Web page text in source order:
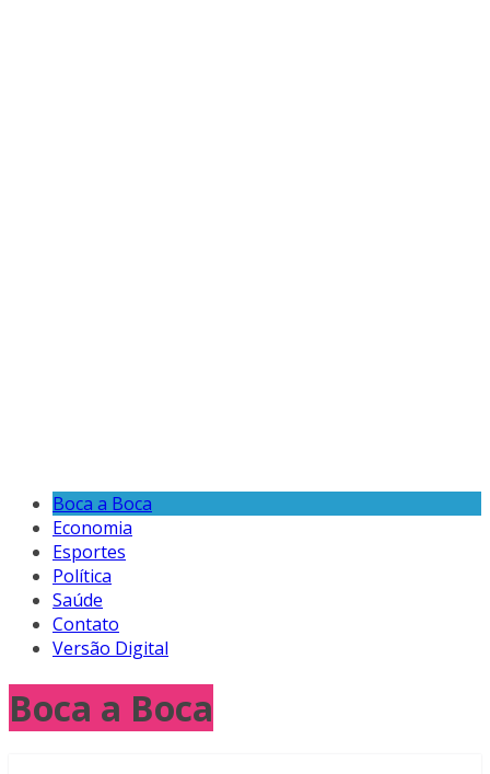
Boca a Boca
Economia
Esportes
Política
Saúde
Contato
Versão Digital
Boca a Boca